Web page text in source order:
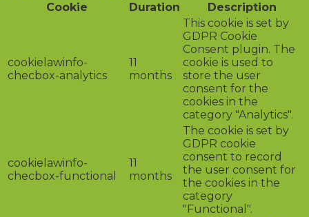
Cookie
Duration Description
cookielawinfo-
checbox-analytics
11
months
This cookie is set by
GDPR Cookie
Consent plugin. The
cookie is used to
store the user
consent for the
cookies in the
category "Analytics".
cookielawinfo-
checbox-functional
11
months
The cookie is set by
GDPR cookie
consent to record
the user consent for
the cookies in the
category
"Functional".